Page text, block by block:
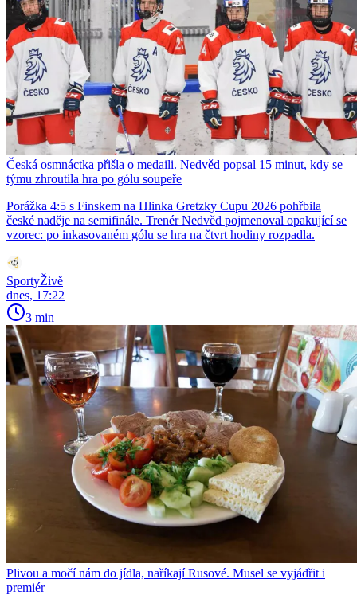
Česká osmnáctka přišla o medaili. Nedvěd popsal 15 minut, kdy se
týmu zhroutila hra po gólu soupeře
Porážka 4:5 s Finskem na Hlinka Gretzky Cupu 2026 pohřbila
české naděje na semifinále. Trenér Nedvěd pojmenoval opakující se
vzorec: po inkasovaném gólu se hra na čtvrt hodiny rozpadla.
SportyŽivě
dnes, 17:22
3 min
Plivou a močí nám do jídla, naříkají Rusové. Musel se vyjádřit i
premiér